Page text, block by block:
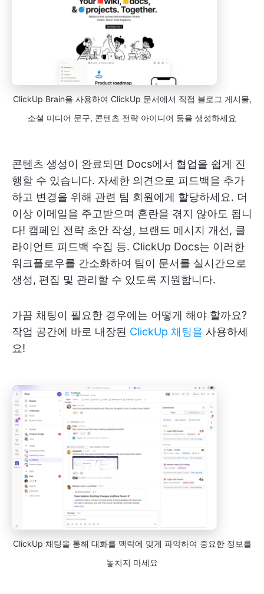
ClickUp Brain을 사용하여 ClickUp 문서에서 직접 블로그 게시물,
소셜 미디어 문구, 콘텐츠 전략 아이디어 등을 생성하세요
콘텐츠 생성이 완료되면 Docs에서 협업을 쉽게 진
행할 수 있습니다. 자세한 의견으로 피드백을 추가
하고 변경을 위해 관련 팀 회원에게 할당하세요. 더
이상 이메일을 주고받으며 혼란을 겪지 않아도 됩니
다! 캠페인 전략 초안 작성, 브랜드 메시지 개선, 클
라이언트 피드백 수집 등. ClickUp Docs는 이러한
워크플로우를 간소화하여 팀이 문서를 실시간으로
생성, 편집 및 관리할 수 있도록 지원합니다.
가끔 채팅이 필요한 경우에는 어떻게 해야 할까요?
작업 공간에 바로 내장된 ClickUp 채팅을 사용하세
요!
ClickUp 채팅을 통해 대화를 맥락에 맞게 파악하여 중요한 정보를
놓치지 마세요